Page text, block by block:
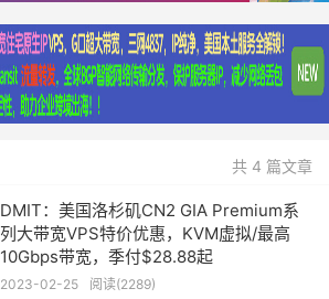
共 4 篇文章
DMIT：美国洛杉矶CN2 GIA Premium系
列大带宽VPS特价优惠，KVM虚拟/最高
10Gbps带宽，季付$28.88起
2023-02-25 阅读(2289)